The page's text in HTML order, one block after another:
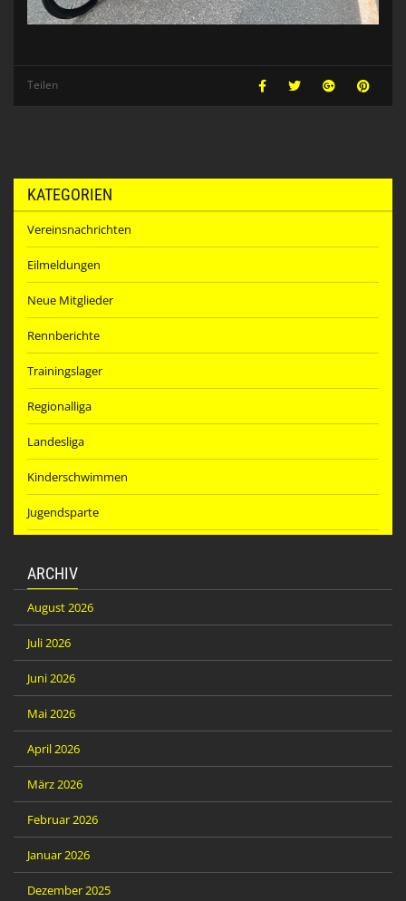
Teilen
KATEGORIEN
Vereinsnachrichten
Eilmeldungen
Neue Mitglieder
Rennberichte
Trainingslager
Regionalliga
Landesliga
Kinderschwimmen
Jugendsparte
ARCHIV
August 2026
Juli 2026
Juni 2026
Mai 2026
April 2026
März 2026
Februar 2026
Januar 2026
Dezember 2025